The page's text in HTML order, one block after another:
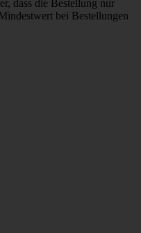
dass die Bestellung nur
bei Bestellungen